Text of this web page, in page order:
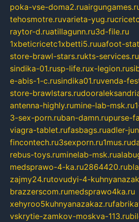
poka-vse-doma2.ru
tehosmotre.ruvarieta-yug.ru
raytor-d.ruatillagunn.ru3d-file.ru
1xbeticricetc1xbetti5.ruuafoot-
store-brawl-stars.rukts-services.ru
sindika-01.rusp-life.rux-legion.ru
e-abis-1-c.rusindika01.ruvenda-
store-brawlstars.ru
antenna-highly.rumine-lab-msk.ru
3-sex-porn.ruban-damn.rupurse-
viagra-tablet.rufasbags.ruadler-
fincontech.ru3sexporn.ru1mus.ru
rebus-toys.ruminelab-msk.ru
medsprawo-4-ka.ru2864420.ru
zajmy24.rutovudyi-4-
brazzerscom.rumedsprawo4ka.ru
xehyroo5kuhnyanazakaz.ru
vskrytie-zamkov-moskva-113.ru